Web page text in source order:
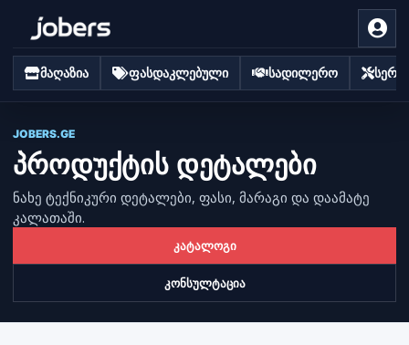
მაღაზია ფასდაკლებული სადილერო
JOBERS.GE
პროდუქტის დეტალები
ნახე ტექნიკური დეტალები, ფასი, მარაგი და დაამატე
კალათაში.
კატალოგი
კონსულტაცია